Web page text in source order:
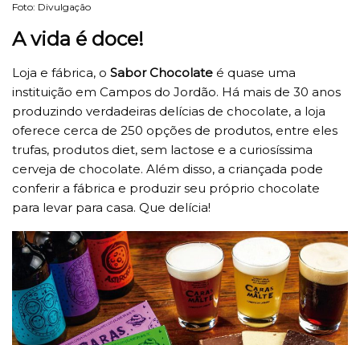
Foto: Divulgação
A vida é doce!
Loja e fábrica, o Sabor Chocolate é quase uma
instituição em Campos do Jordão. Há mais de 30 anos
produzindo verdadeiras delícias de chocolate, a loja
oferece cerca de 250 opções de produtos, entre eles
trufas, produtos diet, sem lactose e a curiosíssima
cerveja de chocolate. Além disso, a criançada pode
conferir a fábrica e produzir seu próprio chocolate
para levar para casa. Que delícia!